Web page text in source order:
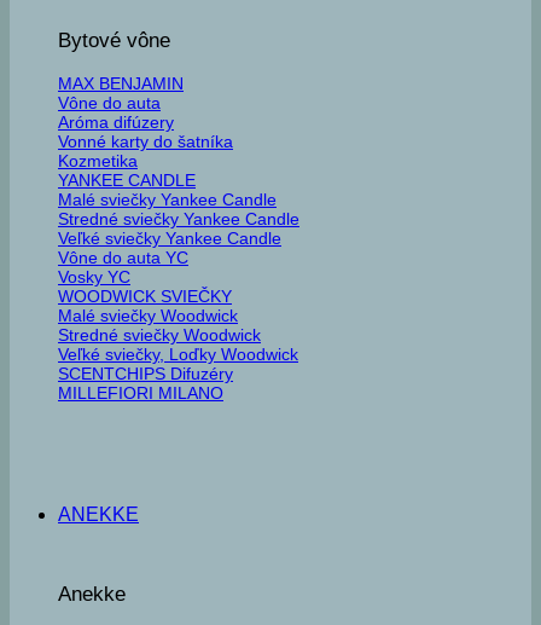
Bytové vône
MAX BENJAMIN
Vône do auta
Aróma difúzery
Vonné karty do šatníka
Kozmetika
YANKEE CANDLE
Malé sviečky Yankee Candle
Stredné sviečky Yankee Candle
Veľké sviečky Yankee Candle
Vône do auta YC
Vosky YC
WOODWICK SVIEČKY
Malé sviečky Woodwick
Stredné sviečky Woodwick
Veľké sviečky, Loďky Woodwick
SCENTCHIPS Difuzéry
MILLEFIORI MILANO
ANEKKE
Anekke